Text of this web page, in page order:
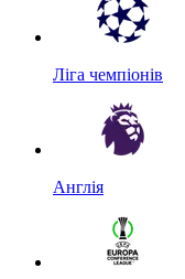
Ліга чемпіонів
Англія